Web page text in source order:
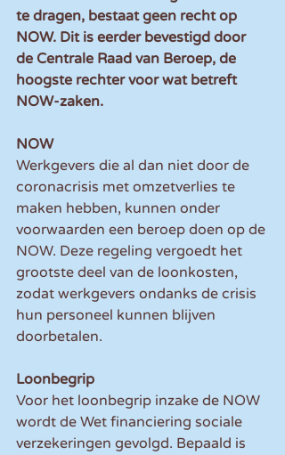
te dragen, bestaat geen recht op
NOW. Dit is eerder bevestigd door
de Centrale Raad van Beroep, de
hoogste rechter voor wat betreft
NOW-zaken.
NOW
Werkgevers die al dan niet door de
coronacrisis met omzetverlies te
maken hebben, kunnen onder
voorwaarden een beroep doen op de
NOW. Deze regeling vergoedt het
grootste deel van de loonkosten,
zodat werkgevers ondanks de crisis
hun personeel kunnen blijven
doorbetalen.
Loonbegrip
Voor het loonbegrip inzake de NOW
wordt de Wet financiering sociale
verzekeringen gevolgd. Bepaald is